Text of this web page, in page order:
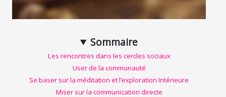
Sommaire
Les rencontres dans les cercles sociaux
User de la communauté
Se baser sur la méditation et l’exploration Intérieure
Miser sur la communication directe